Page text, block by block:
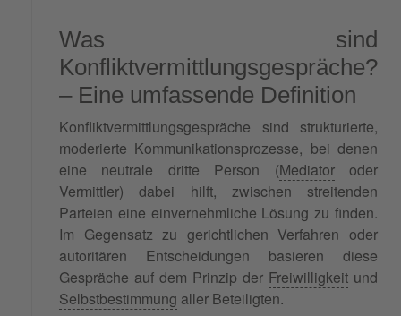
Was sind
Konfliktvermittlungsgespräche?
– Eine umfassende Definition
Konfliktvermittlungsgespräche sind strukturierte,
moderierte Kommunikationsprozesse, bei denen
eine neutrale dritte Person (Mediatoroder
Vermittler) dabei hilft, zwischen streitenden
Parteien eine einvernehmliche Lösung zu finden.
Im Gegensatz zu gerichtlichen Verfahren oder
autoritären Entscheidungen basieren diese
Gespräche auf dem Prinzip der Freiwilligkeit und
Selbstbestimmung aller Beteiligten.